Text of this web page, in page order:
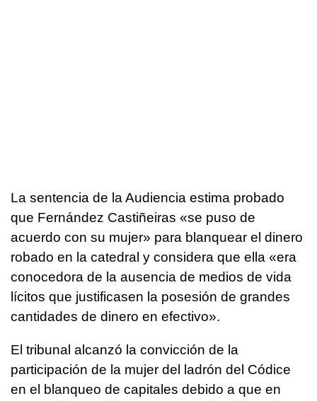
La sentencia de la Audiencia estima probado
que Fernández Castiñeiras «se puso de
acuerdo con su mujer» para blanquear el dinero
robado en la catedral y considera que ella «era
conocedora de la ausencia de medios de vida
lícitos que justificasen la posesión de grandes
cantidades de dinero en efectivo».
El tribunal alcanzó la convicción de la
participación de la mujer del ladrón del Códice
en el blanqueo de capitales debido a que en